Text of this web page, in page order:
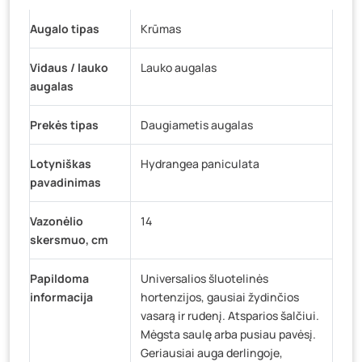
Gedimino g. 54, Tauragė
Luokės g. 82, Telšiai- 28 vienetai
Veteranų g. 11, Visaginas - 4 vienetai
Vilniaus g. 89D, Ukmergė- 24 vienetai
K. Donelaičio g. 17, Rokiškis- 10 vienetų
Šaltupės g. 64, Zarasai- 0 vienetų
Augalo tipas Krūmas
Vidaus / lauko
augalas
Lauko augalas
Prekės tipas Daugiametis augalas
Lotyniškas
pavadinimas
Hydrangea paniculata
Vazonėlio
skersmuo, cm
14
Papildoma
informacija
Universalios šluotelinės
hortenzijos, gausiai žydinčios
vasarą ir rudenį. Atsparios šalčiui.
Mėgsta saulę arba pusiau pavėsį.
Geriausiai auga derlingoje,